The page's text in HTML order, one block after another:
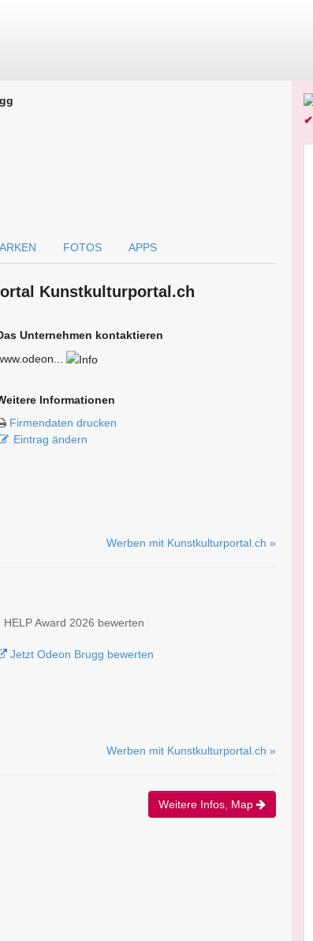
FOTOS APPS
Kunstkulturportal.ch
Unternehmen kontaktieren
Informationen
Firmendaten drucken
Eintrag ändern
Werben mit Kunstkulturportal.ch »
Award 2026 bewerten
Jetzt Odeon Brugg bewerten
Werben mit Kunstkulturportal.ch »
Weitere Infos, Map
✔